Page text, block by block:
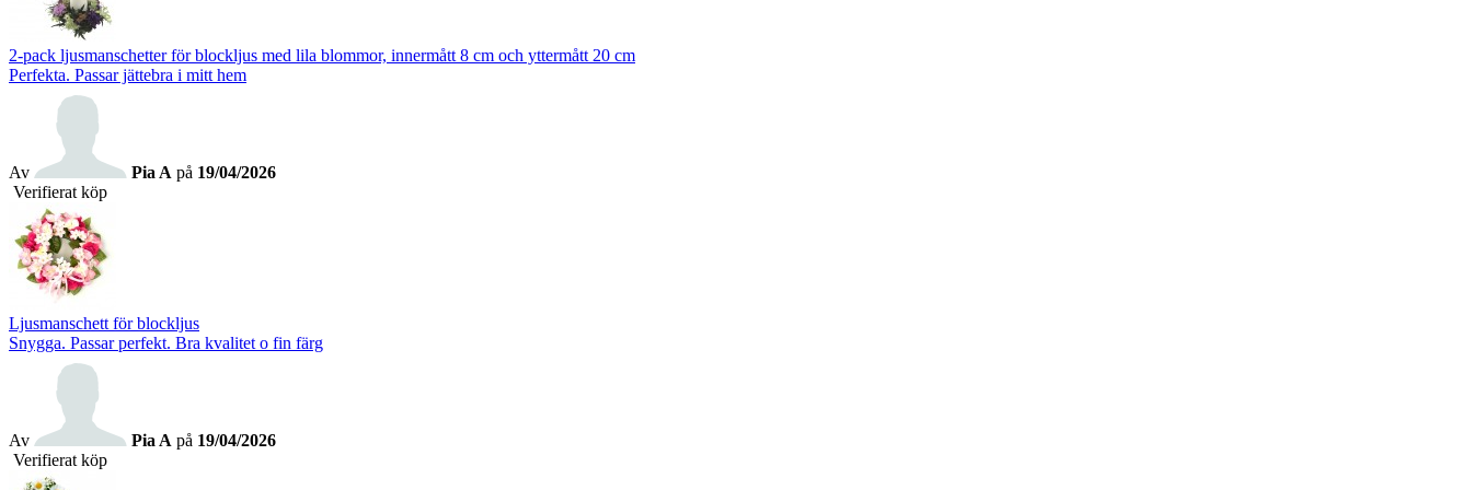
2-pack ljusmanschetter för blockljus med lila blommor, innermått 8 cm och yttermått 20 cm
Perfekta. Passar jättebra i mitt hem
Av Pia A på 19/04/2026
Verifierat köp
Ljusmanschett för blockljus
Snygga. Passar perfekt. Bra kvalitet o fin färg
Av Pia A på 19/04/2026
Verifierat köp